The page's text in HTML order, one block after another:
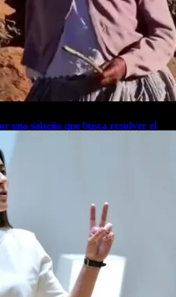
una salteña que busca resolver el